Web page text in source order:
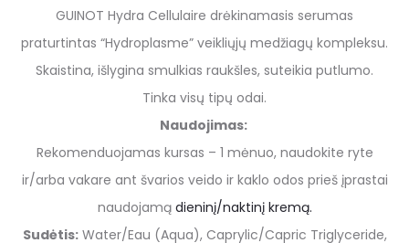
GUINOT Hydra Cellulaire drėkinamasis serumas
praturtintas “Hydroplasme” veikliųjų medžiagų kompleksu.
Skaistina, išlygina smulkias raukšles, suteikia putlumo.
Tinka visų tipų odai.
Naudojimas:
Rekomenduojamas kursas – 1 mėnuo, naudokite ryte
ir/arba vakare ant švarios veido ir kaklo odos prieš įprastai
naudojamądieninį/naktinį kremą.
Sudėtis:Water/Eau (Aqua), Caprylic/Capric Triglyceride,